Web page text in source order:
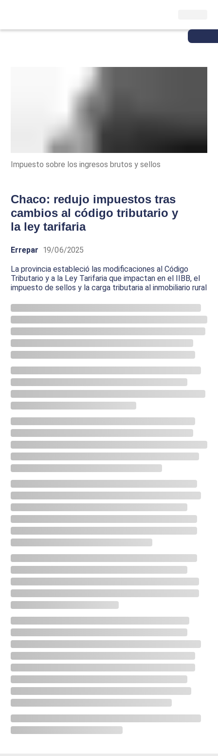
Impuesto sobre los ingresos brutos y sellos
Chaco: redujo impuestos tras
cambios al código tributario y
la ley tarifaria
Errepar 19/06/2025
La provincia estableció las modificaciones al Código
Tributario y a la Ley Tarifaria que impactan en el IIBB, el
impuesto de sellos y la carga tributaria al inmobiliario rural